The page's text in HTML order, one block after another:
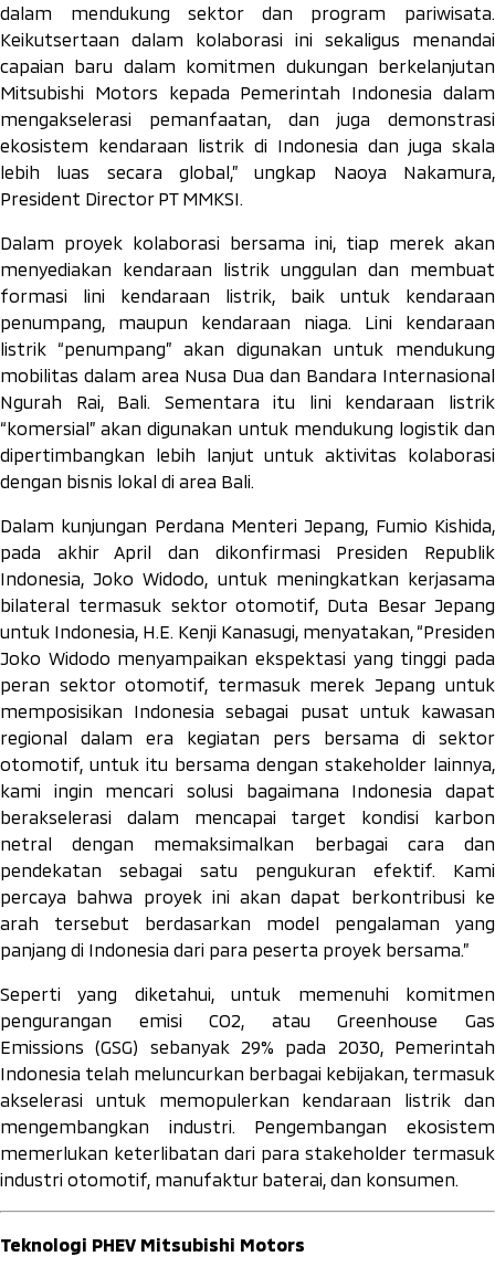
dalam mendukung sektor dan program pariwisata.
Keikutsertaan dalam kolaborasi ini sekaligus menandai
capaian baru dalam komitmen dukungan berkelanjutan
Mitsubishi Motors kepada Pemerintah Indonesia dalam
mengakselerasi pemanfaatan, dan juga demonstrasi
ekosistem kendaraan listrik di Indonesia dan juga skala
lebih luas secara global,” ungkap Naoya Nakamura,
President Director PT MMKSI.
Dalam proyek kolaborasi bersama ini, tiap merek akan
menyediakan kendaraan listrik unggulan dan membuat
formasi lini kendaraan listrik, baik untuk kendaraan
penumpang, maupun kendaraan niaga. Lini kendaraan
listrik “penumpang” akan digunakan untuk mendukung
mobilitas dalam area Nusa Dua dan Bandara Internasional
Ngurah Rai, Bali. Sementara itu lini kendaraan listrik
“komersial” akan digunakan untuk mendukung logistik dan
dipertimbangkan lebih lanjut untuk aktivitas kolaborasi
dengan bisnis lokal di area Bali.
Dalam kunjungan Perdana Menteri Jepang, Fumio Kishida,
pada akhir April dan dikonfirmasi Presiden Republik
Indonesia, Joko Widodo, untuk meningkatkan kerjasama
bilateral termasuk sektor otomotif, Duta Besar Jepang
untuk Indonesia, H.E. Kenji Kanasugi, menyatakan, “Presiden
Joko Widodo menyampaikan ekspektasi yang tinggi pada
peran sektor otomotif, termasuk merek Jepang untuk
memposisikan Indonesia sebagai pusat untuk kawasan
regional dalam era kegiatan pers bersama di sektor
otomotif, untuk itu bersama dengan stakeholder lainnya,
kami ingin mencari solusi bagaimana Indonesia dapat
berakselerasi dalam mencapai target kondisi karbon
netral dengan memaksimalkan berbagai cara dan
pendekatan sebagai satu pengukuran efektif. Kami
percaya bahwa proyek ini akan dapat berkontribusi ke
arah tersebut berdasarkan model pengalaman yang
panjang di Indonesia dari para peserta proyek bersama.”
Seperti yang diketahui, untuk memenuhi komitmen
pengurangan emisi CO2, atauGreenhouse Gas
Emissions(GSG) sebanyak 29% pada 2030, Pemerintah
Indonesia telah meluncurkan berbagai kebijakan, termasuk
akselerasi untuk memopulerkan kendaraan listrik dan
mengembangkan industri. Pengembangan ekosistem
memerlukan keterlibatan dari para stakeholder termasuk
industri otomotif, manufaktur baterai, dan konsumen.
Teknologi PHEV Mitsubishi Motors